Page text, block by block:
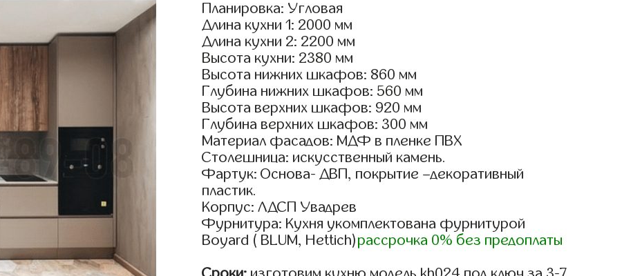
Планировка: Угловая
Длина кухни 1: 2000 мм
Длина кухни 2: 2200 мм
Высота кухни: 2380 мм
Высота нижних шкафов: 860 мм
Глубина нижних шкафов: 560 мм
Высота верхних шкафов: 920 мм
Глубина верхних шкафов: 300 мм
Материал фасадов: МДФ в пленке ПВХ
Столешница: искусственный камень.
Фартук: Основа- ДВП, покрытие –декоративный
пластик.
Корпус: ЛДСП Увадрев
Фурнитура: Кухня укомплектована фурнитурой
Boyard ( BLUM, Hettich)рассрочка 0% без предоплаты